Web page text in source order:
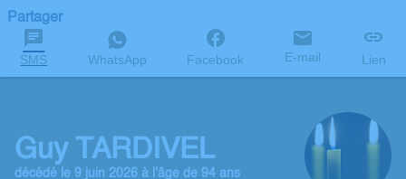
Partager
SMS WhatsApp Facebook E-mail Lien
Guy TARDIVEL
décédé le 9 juin 2026 à l'âge de 94 ans